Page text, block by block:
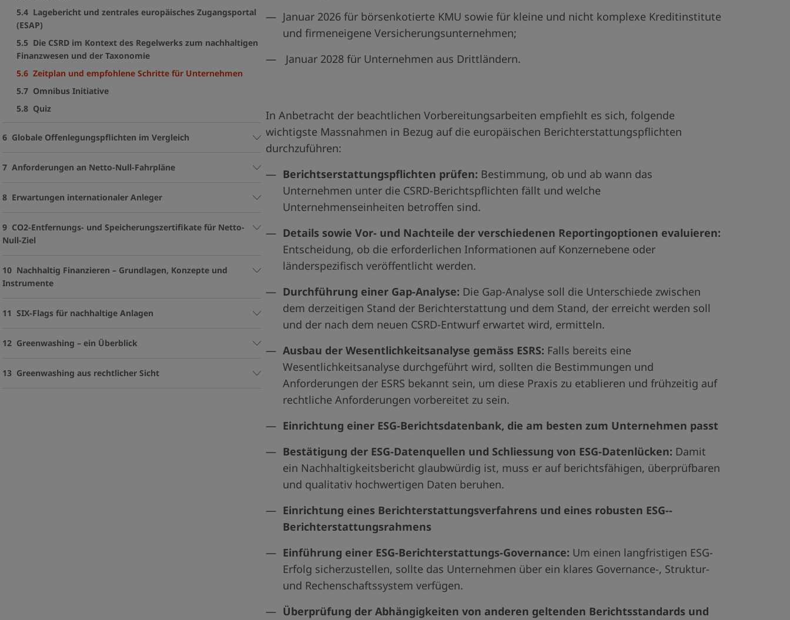
5.4 Lagebericht und zentrales europäisches Zugangsportal
(ESAP)
5.5 Die CSRD im Kontext des Regelwerks zum nachhaltigen
Finanzwesen und der Taxonomie
5.6 Zeitplan und empfohlene Schritte für Unternehmen
5.7 Omnibus Initiative
5.8 Quiz
6 Globale Offenlegungspflichten im Vergleich
7 Anforderungen an Netto-Null-Fahrpläne
8 Erwartungen internationaler Anleger
9 CO2-Entfernungs- und Speicherungszertifikate für Netto-
Null-Ziel
10 Nachhaltig Finanzieren – Grundlagen, Konzepte und
Instrumente
11 SIX-Flags für nachhaltige Anlagen
12 Greenwashing – ein Überblick
13 Greenwashing aus rechtlicher Sicht
Januar 2026 für börsenkotierte KMU sowie für kleine und nicht komplexe Kreditinstitute
und firmeneigene Versicherungsunternehmen;
Januar 2028 für Unternehmen aus Drittländern.
In Anbetracht der beachtlichen Vorbereitungsarbeiten empfiehlt es sich, folgende
wichtigste Massnahmen in Bezug auf die europäischen Berichterstattungspflichten
durchzuführen:
Berichtserstattungspflichten prüfen: Bestimmung, ob und ab wann das
Unternehmen unter die CSRD-Berichtspflichten fällt und welche
Unternehmenseinheiten betroffen sind.
Details sowie Vor- und Nachteile der verschiedenen Reportingoptionen evaluieren:
Entscheidung, ob die erforderlichen Informationen auf Konzernebene oder
länderspezifisch veröffentlicht werden.
Durchführung einer Gap-Analyse: Die Gap-Analyse soll die Unterschiede zwischen
dem derzeitigen Stand der Berichterstattung und dem Stand, der erreicht werden soll
und der nach dem neuen CSRD-Entwurf erwartet wird, ermitteln.
Ausbau der Wesentlichkeitsanalyse gemäss ESRS: Falls bereits eine
Wesentlichkeitsanalyse durchgeführt wird, sollten die Bestimmungen und
Anforderungen der ESRS bekannt sein, um diese Praxis zu etablieren und frühzeitig auf
rechtliche Anforderungen vorbereitet zu sein.
Einrichtung einer ESG-Berichtsdatenbank, die am besten zum Unternehmen passt
Bestätigung der ESG-Datenquellen und Schliessung von ESG-Datenlücken: Damit
ein Nachhaltigkeitsbericht glaubwürdig ist, muss er auf berichtsfähigen, überprüfbaren
und qualitativ hochwertigen Daten beruhen.
Einrichtung eines Berichterstattungsverfahrens und eines robusten ESG-­
Berichterstattungsrahmens
Einführung einer ESG-Berichterstattungs-Governance: Um einen langfristigen ESG-
Erfolg sicherzustellen, sollte das Unternehmen über ein klares Governance-, Struktur-
und Rechenschaftssystem verfügen.
Überprüfung der Abhängigkeiten von anderen geltenden Berichtsstandards und